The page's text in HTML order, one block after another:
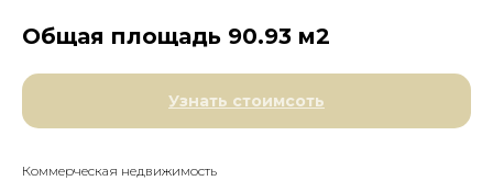
Общая площадь 90.93 м2
Узнать стоимсоть
Коммерческая недвижимость